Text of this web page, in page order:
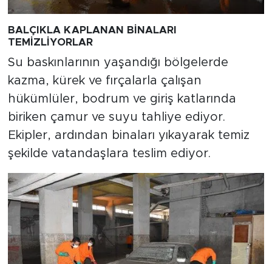
BALÇIKLA KAPLANAN BİNALARI
TEMİZLİYORLAR
Su baskınlarının yaşandığı bölgelerde
kazma, kürek ve fırçalarla çalışan
hükümlüler, bodrum ve giriş katlarında
biriken çamur ve suyu tahliye ediyor.
Ekipler, ardından binaları yıkayarak temiz
şekilde vatandaşlara teslim ediyor.